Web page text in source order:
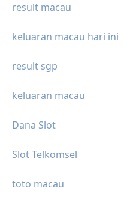
result macau
keluaran macau hari ini
result sgp
keluaran macau
Dana Slot
Slot Telkomsel
toto macau